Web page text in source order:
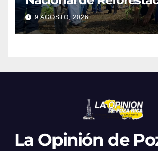
9 AGOSTO, 2026
La Opinión de